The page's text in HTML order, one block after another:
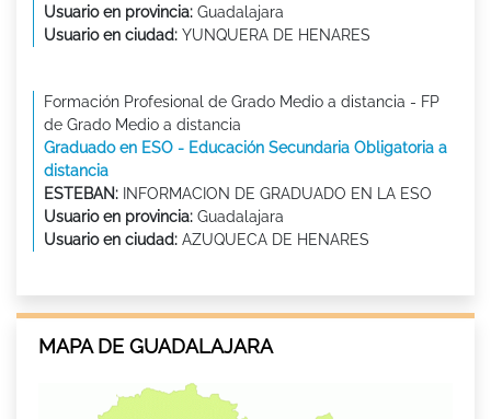
Usuario en provincia: Guadalajara
Usuario en ciudad: YUNQUERA DE HENARES
Formación Profesional de Grado Medio a distancia - FP
de Grado Medio a distancia
Graduado en ESO - Educación Secundaria Obligatoria a
distancia
ESTEBAN: INFORMACION DE GRADUADO EN LA ESO
Usuario en provincia: Guadalajara
Usuario en ciudad: AZUQUECA DE HENARES
MAPA DE GUADALAJARA